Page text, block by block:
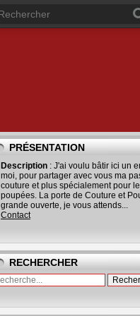
PRÉSENTATION
Description : J'ai voulu bâtir ici un
moi, pour partager avec vous ma
couture et plus spécialement pour
poupées. La porte de Couture et
grande ouverte, je vous attends...
Contact
RECHERCHER